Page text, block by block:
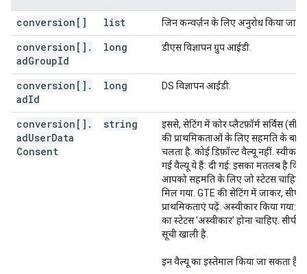
"name":
,
"value":
double
],
"customDimension"
: [
"name": string
,
"value": string
long
,
: string
,
long
,
"inventoryAccountId": long
,
string
,
string
,
,
conversion[] list जिन कन्वर्ज़न के लिए अनुरोध किया जा
conversion[] .
adGroupId
long डीएस विज्ञापन ग्रुप आईडी.
conversion[] .
adId
long DS विज्ञापन आईडी.
conversion[] .
adUserData
Consent
string
इससे, सेटिंग में कोर प्लैटफ़ॉर्म सर्विस
की प्राथमिकताओं के लिए सहमति के बारे
चलता है. कोई डिफ़ॉल्ट वैल्यू नहीं. स्वीकार
गई वैल्यू ये हैं: दी गई: इसका मतलब है कि
आपको सहमति के लिए जो स्टेटस चाहिए
मिल गया. GTE की सेटिंग में जाकर,
प्राथमिकताएं पढ़ें. अस्वीकार किया गया:
का स्टेटस 'अस्वीकार' होना चाहिए.
सूची खाली है.
इन वैल्यू का इस्तेमाल किया जा सकता है: